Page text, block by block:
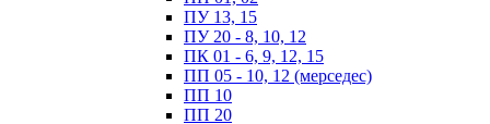
ПУ 13, 15
ПУ 20 - 8, 10, 12
ПК 01 - 6, 9, 12, 15
ПП 05 - 10, 12 (мерседес)
ПП 10
ПП 20